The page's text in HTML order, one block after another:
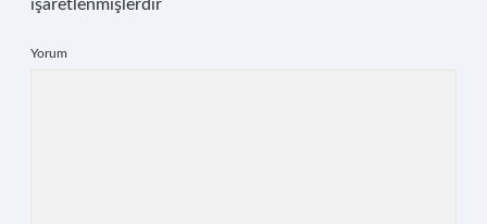
işaretlenmişlerdir
Yorum